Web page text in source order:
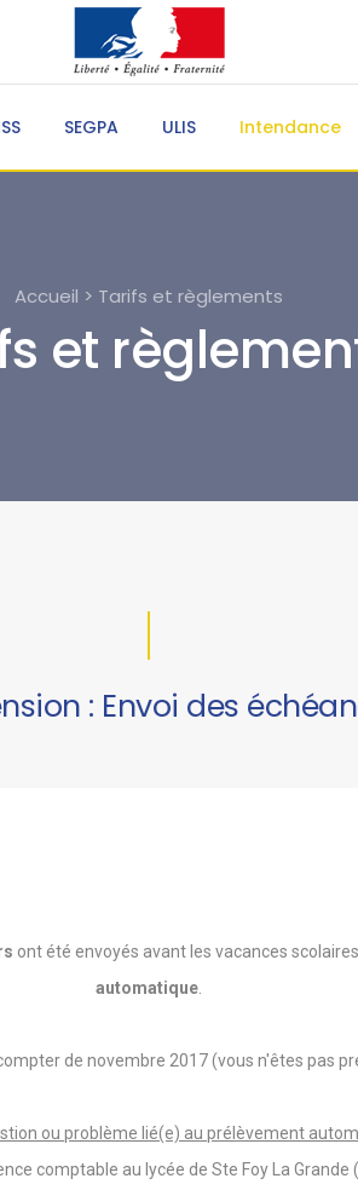
SEGPA ULIS Intendance
Accueil > Tarifs et règlements
et
: Envoi des
ont été envoyés avant les vacances scolaires
automatique
de novembre 2017 (vous n'êtes pas
ou problème lié(e) au prélèvement
comptable au lycée de Ste Foy La Grande